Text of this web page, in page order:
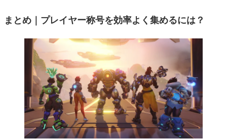
まとめ｜プレイヤー称号を効率よく集めるには？